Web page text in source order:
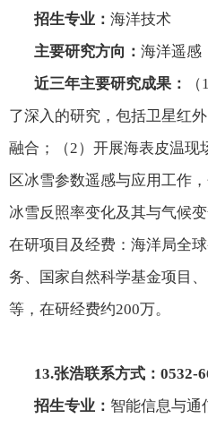
招生专业： 海洋技术
主要研究方向： 海洋遥感
近三年主要研究成果：
（1
了深入的研究，包括卫星红
融合；（2）开展海表皮温现
区冰雪参数遥感与应用工作
冰雪反照率变化及其与气候变
在研项目及经费：海洋局全
务、国家自然科学基金项目
等，在研经费约200万。
13.张浩联系方式： 0532-
招生专业： 智能信息与通